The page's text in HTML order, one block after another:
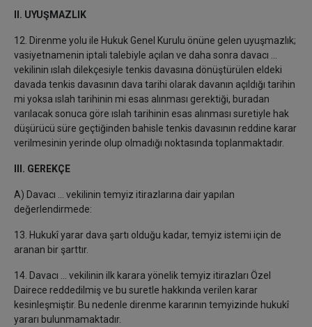
II. UYUŞMAZLIK
12. Direnme yolu ile Hukuk Genel Kurulu önüne gelen uyuşmazlık;
vasiyetnamenin iptali talebiyle açılan ve daha sonra davacı ...
vekilinin ıslah dilekçesiyle tenkis davasına dönüştürülen eldeki
davada tenkis davasının dava tarihi olarak davanın açıldığı tarihin
mi yoksa ıslah tarihinin mi esas alınması gerektiği, buradan
varılacak sonuca göre ıslah tarihinin esas alınması suretiyle hak
düşürücü süre geçtiğinden bahisle tenkis davasının reddine karar
verilmesinin yerinde olup olmadığı noktasında toplanmaktadır.
III. GEREKÇE
A) Davacı ... vekilinin temyiz itirazlarına dair yapılan
değerlendirmede:
13. Hukukî yarar dava şartı olduğu kadar, temyiz istemi için de
aranan bir şarttır.
14. Davacı ... vekilinin ilk karara yönelik temyiz itirazları Özel
Dairece reddedilmiş ve bu suretle hakkında verilen karar
kesinleşmiştir. Bu nedenle direnme kararının temyizinde hukukî
yararı bulunmamaktadır.